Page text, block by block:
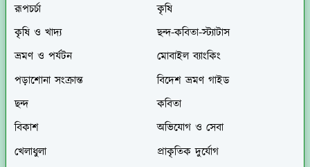
রূপচর্চা
কৃষি
কৃষি ও খাদ্য
ছন্দ-কবিতা-স্ট্যাটাস
ভ্রমণ ও পর্যটন
মোবাইল ব্যাংকিং
পড়াশোনা সংক্রান্ত
বিদেশ ভ্রমণ গাইড
ছন্দ
কবিতা
বিকাশ
অভিযোগ ও সেবা
খেলাধুলা
প্রাকৃতিক দুর্যোগ